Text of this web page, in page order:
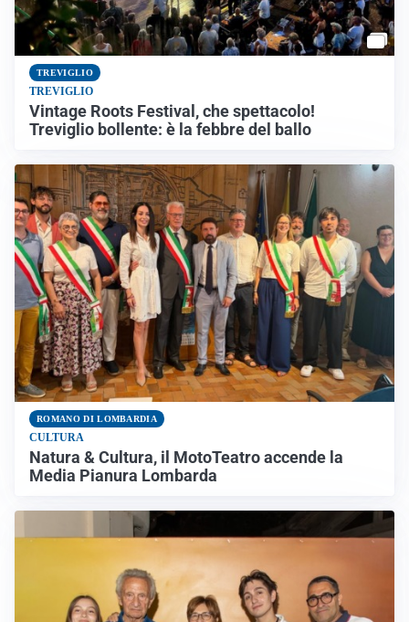
TREVIGLIO
TREVIGLIO
Vintage Roots Festival, che spettacolo!
Treviglio bollente: è la febbre del ballo
ROMANO DI LOMBARDIA
CULTURA
Natura & Cultura, il MotoTeatro accende la
Media Pianura Lombarda